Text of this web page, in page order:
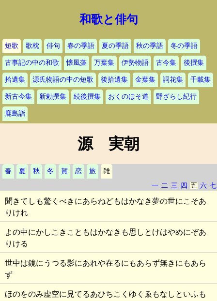
和歌と俳句
短歌 歌枕 俳句 春の季語 夏の季語 秋の季語 冬の季語
古事記の中の和歌 懐風藻 万葉集 伊勢物語 古今集 後撰集
拾遺集 源氏物語の中の短歌 後拾遺集 金葉集 詞花集 千載集
新古今集 新勅撰集 続後撰集 おくのほそ道 野ざらし紀行
鹿島詣
源 実朝
春 夏 秋 冬 賀 恋 旅
雑
一 二 三 四 五 六 七
聞きてしも驚くべきにあらねどもはかなき夢の世にこそあ
りけれ
よの中にかしこきこともはかなきも思しとけはやめにぞあ
りける
世中は鏡にうつる影にあれや在るにもあらず無きにもあら
ず
ほのをのみ虚空に見てるあひちこくゆくゑもなしといふも